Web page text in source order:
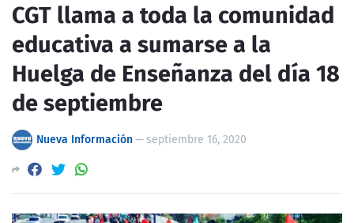
CGT llama a toda la comunidad
educativa a sumarse a la
Huelga de Enseñanza del día 18
de septiembre
Nueva Información— septiembre 16, 2020